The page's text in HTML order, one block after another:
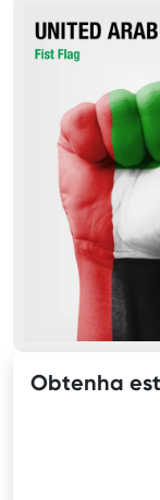
Obtenha